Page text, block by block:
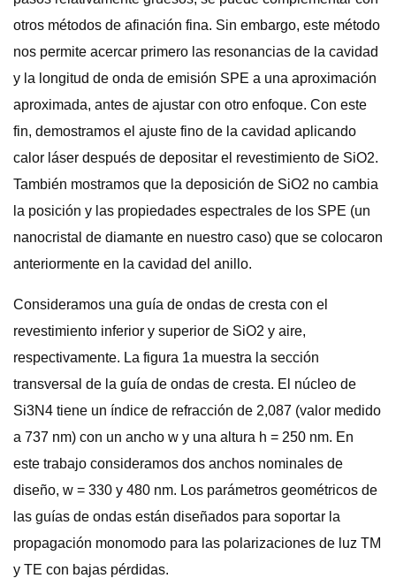
otros métodos de afinación fina. Sin embargo, este método
nos permite acercar primero las resonancias de la cavidad
y la longitud de onda de emisión SPE a una aproximación
aproximada, antes de ajustar con otro enfoque. Con este
fin, demostramos el ajuste fino de la cavidad aplicando
calor láser después de depositar el revestimiento de SiO2.
También mostramos que la deposición de SiO2 no cambia
la posición y las propiedades espectrales de los SPE (un
nanocristal de diamante en nuestro caso) que se colocaron
anteriormente en la cavidad del anillo.
Consideramos una guía de ondas de cresta con el
revestimiento inferior y superior de SiO2 y aire,
respectivamente. La figura 1a muestra la sección
transversal de la guía de ondas de cresta. El núcleo de
Si3N4 tiene un índice de refracción de 2,087 (valor medido
a 737 nm) con un ancho w y una altura h = 250 nm. En
este trabajo consideramos dos anchos nominales de
diseño, w = 330 y 480 nm. Los parámetros geométricos de
las guías de ondas están diseñados para soportar la
propagación monomodo para las polarizaciones de luz TM
y TE con bajas pérdidas.